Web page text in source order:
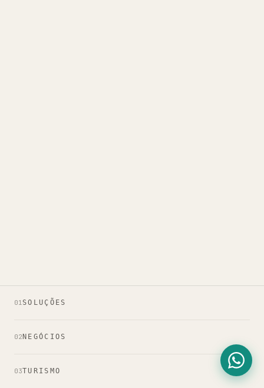
01SOLUÇÕES
02 NEGÓCIOS
03TURISMO